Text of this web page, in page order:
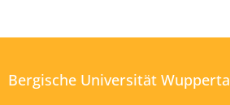
Bergische Universität